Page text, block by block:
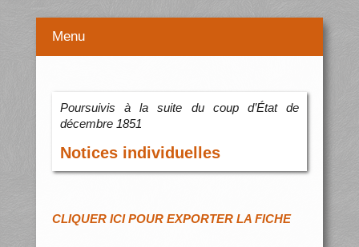
Menu
Poursuivis à la suite du coup d’État de
décembre 1851
Notices individuelles
CLIQUER ICI POUR EXPORTER LA FICHE